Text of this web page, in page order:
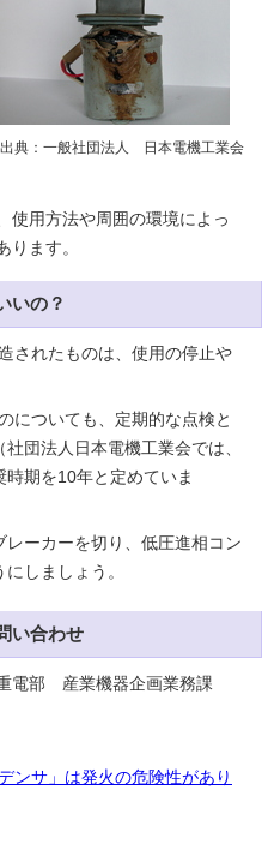
出典：一般社団法人 日本電機工業会
用方法や周囲の環境によっ
ります。
いの？
されたものは、使用の停止や
についても、定期的な点検と
団法人日本電機工業会では、
期を10年と定めていま
ーカーを切り、低圧進相コン
しましょう。
い合わせ
電部 産業機器企画業務課
ンサ」は発火の危険性があり